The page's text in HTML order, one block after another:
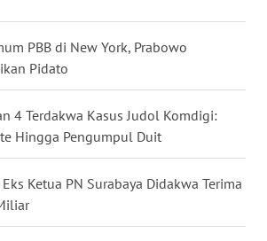
PBB di New York, Prabowo
Pidato
4 Terdakwa Kasus Judol Komdigi:
Hingga Pengumpul Duit
Ketua PN Surabaya Didakwa Terima